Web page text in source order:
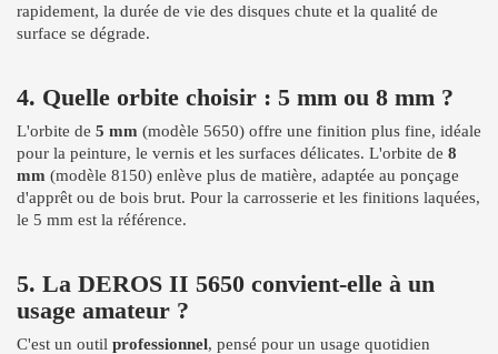
rapidement, la durée de vie des disques chute et la qualité de
surface se dégrade.
4. Quelle orbite choisir : 5 mm ou 8 mm ?
L'orbite de 5 mm (modèle 5650) offre une finition plus fine, idéale
pour la peinture, le vernis et les surfaces délicates. L'orbite de 8
mm (modèle 8150) enlève plus de matière, adaptée au ponçage
d'apprêt ou de bois brut. Pour la carrosserie et les finitions laquées,
le 5 mm est la référence.
5. La DEROS II 5650 convient-elle à un
usage amateur ?
C'est un outil professionnel, pensé pour un usage quotidien